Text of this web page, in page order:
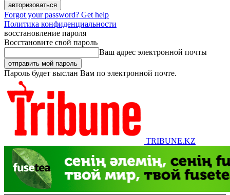
Forgot your password? Get help
Политика конфиденциальности
восстановление пароля
Восстановите свой пароль
Ваш адрес электронной почты
Пароль будет выслан Вам по электронной почте.
TRIBUNE.KZ